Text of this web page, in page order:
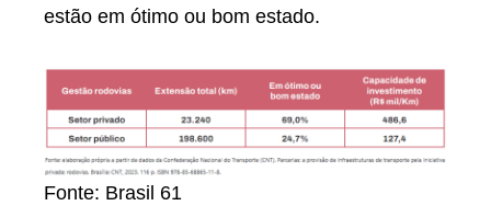
estão em ótimo ou bom estado.
Fonte: Brasil 61